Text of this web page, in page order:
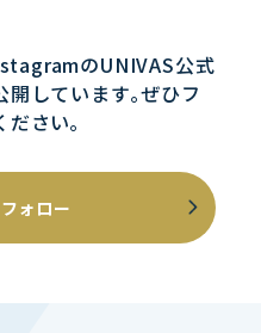
のUNIVAS公式
開しています｡ぜひフ
ださい｡
ォロー